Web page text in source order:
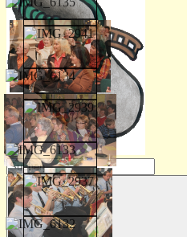
Suchen
nach: